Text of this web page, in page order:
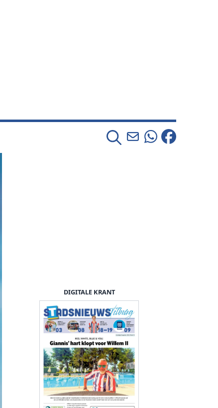
DIGITALE KRANT